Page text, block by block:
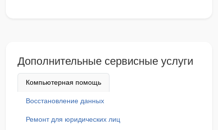
Дополнительные сервисные услуги
Компьютерная помощь
Восстановление данных
Ремонт для юридических лиц